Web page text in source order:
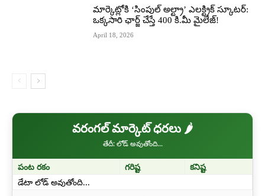
మార్కెట్లోకి ‘సింపుల్ అల్ట్రా’ ఎలక్ట్రిక్ స్కూటర్:
ఒక్కసారి ఛార్జ్ చేస్తే 400 కి.మీ మైలేజ్!
April 18, 2026
వరంగల్ మార్కెట్ ధరలు 🌶️
తేదీ: లోడ్ అవుతోంది...
పంట రకం గరిష్ట
కనిష్ట
డేటా లోడ్ అవుతోంది...